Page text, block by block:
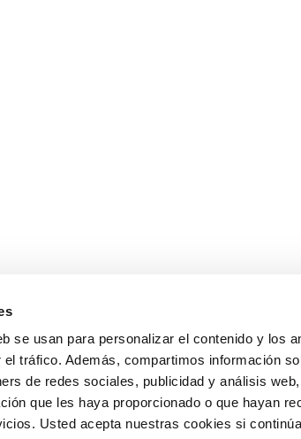
se usan para personalizar el contenido y los
tráfico. Además, compartimos información
de redes sociales, publicidad y análisis
que les haya proporcionado o que hayan
Usted acepta nuestras cookies si